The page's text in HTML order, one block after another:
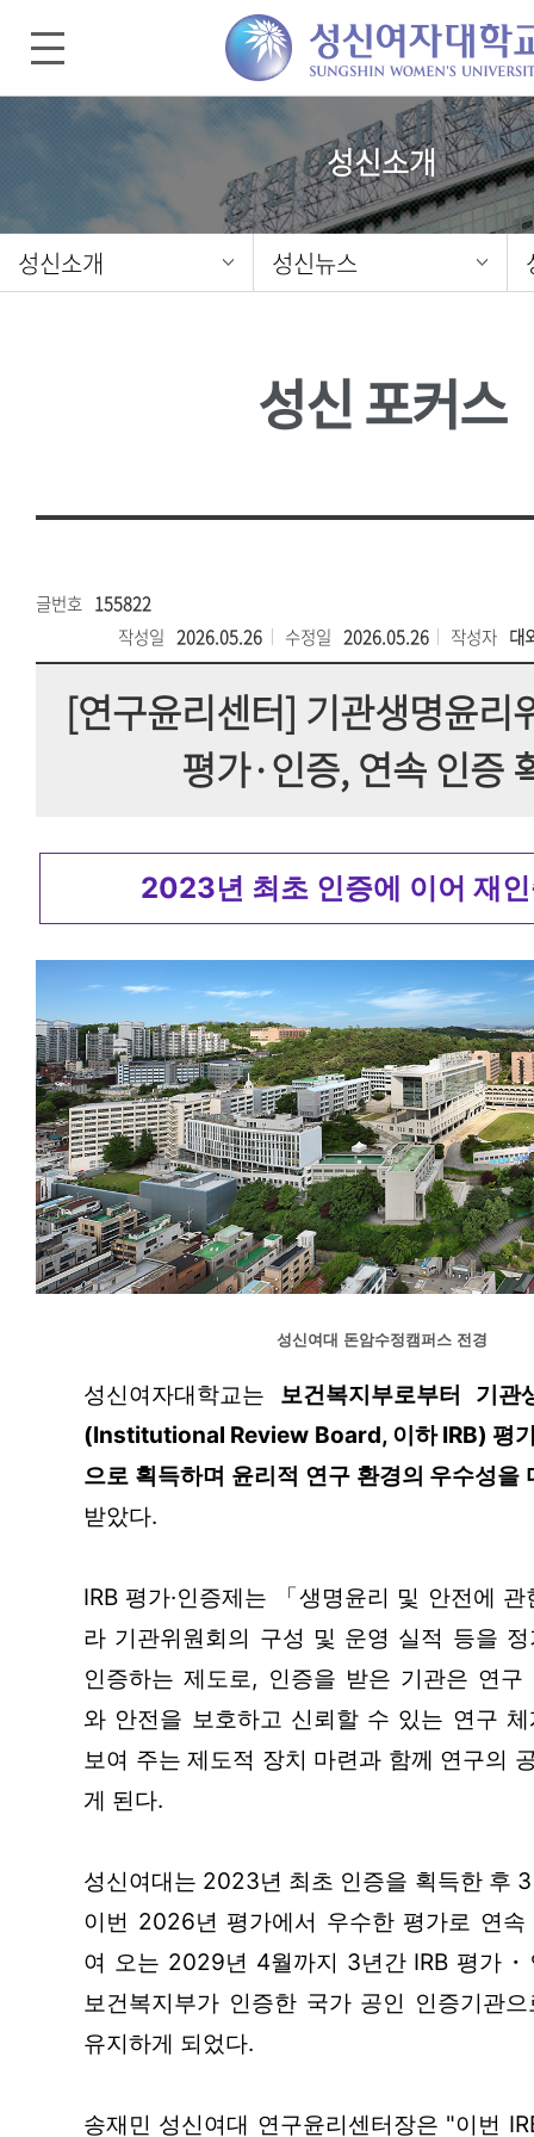
성신소개
성신소개 성신뉴스
성신 포커스
글번호 155822
작성일 2026.05.26 수정일 2026.05.26 작성자 대
[연구윤리센터] 기관생명윤리
평가·인증, 연속 인증
2023년 최초 인증에 이어 재
성신여대 돈암수정캠퍼스 전경
성신여자대학교는 보건복지부로부터 기관
(Institutional Review Board, 이하 IRB) 평
으로 획득하며 윤리적 연구 환경의 우수성을
받았다.
IRB 평가·인증제는 「생명윤리 및 안전에
라 기관위원회의 구성 및 운영 실적 등을 정
인증하는 제도로, 인증을 받은 기관은 연구
와 안전을 보호하고 신뢰할 수 있는 연구
보여 주는 제도적 장치 마련과 함께 연구의
게 된다.
성신여대는 2023년 최초 인증을 획득한 후
이번 2026년 평가에서 우수한 평가로 연속
여 오는 2029년 4월까지 3년간 IRB 평가
보건복지부가 인증한 국가 공인 인증기관
유지하게 되었다.
송재민 성신여대 연구윤리센터장은 "이번